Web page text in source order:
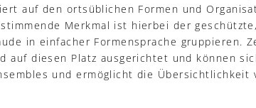
auf den ortsüblichen Formen und
Merkmal ist hierbei der
in einfacher Formensprache gruppieren.
auf diesen Platz ausgerichtet und können
und ermöglicht die Übersichtlichkeit